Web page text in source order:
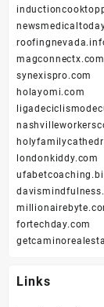
magconnectx.com
synexispro.com
holayomi.com
londonkiddy.com
fortechday.com
Links